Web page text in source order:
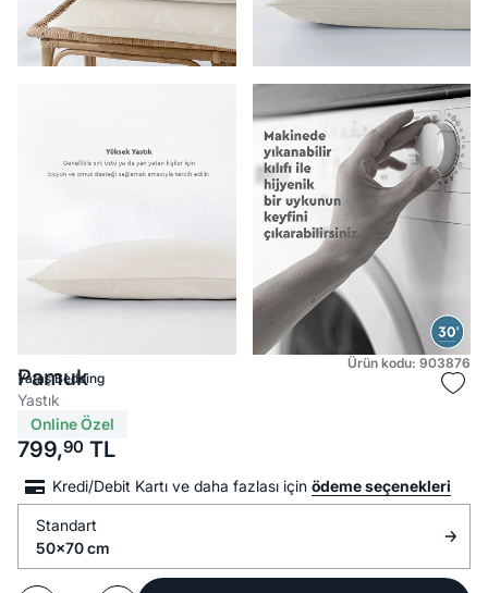
Ürün kodu: 903876
Yataş Bedding
Pamuk
Yastık
Online Özel
799,90 TL
Kredi/Debit Kartı ve daha fazlası için ödeme seçenekleri
Standart
50x70 cm